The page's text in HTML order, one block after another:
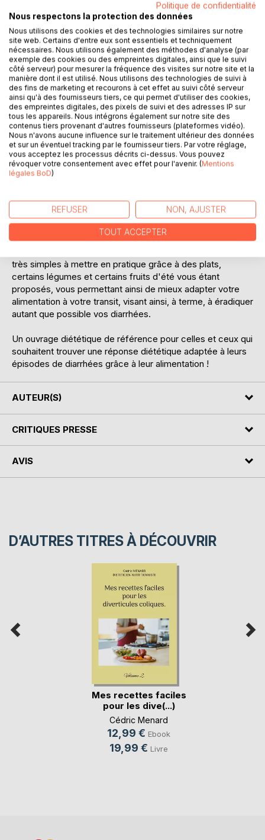
Ajouter à ma liste d'envies
Laisser un avis
DESCRIPTION
Cet ouvrage est dédié à toutes les personnes qui souffrent
d'épisodes de diarrhée chronique sans raison médicale (ou
étiologie) précise, et il offre aux détenteurs des ouvrages
et « Recettes et menus pour la diarrhée » un ouvrage
parfaitement complémentaire.
L'auteur vous propose trois mois de menus
très simples à mettre en pratique grâce à des plats,
certains légumes et certains fruits d'été vous étant
proposés, vous permettant ainsi de mieux adapter votre
alimentation à votre transit, visant ainsi, à terme, à éradiquer
autant que possible vos diarrhées.
Un ouvrage diététique de référence pour celles et ceux qui
souhaitent trouver une réponse diététique adaptée à leurs
épisodes de diarrhées grâce à leur alimentation !
AUTEUR(S)
CRITIQUES PRESSE
AVIS
D’AUTRES TITRES À DÉCOUVRIR
Mes recettes faciles
pour les dive(...)
Cédric Menard
12,99 € Ebook
19,99 € Livre
Politique de confidentialité
Nous respectons la protection des données
Nous utilisons des cookies et des technologies similaires sur notre
site web. Certains d'entre eux sont essentiels et techniquement
nécessaires. Nous utilisons également des méthodes d'analyse (par
exemple des cookies ou des empreintes digitales, ainsi que le suivi
côté serveur) pour mesurer la fréquence des visites sur notre site et la
manière dont il est utilisé. Nous utilisons des technologies de suivi à
des fins de marketing et recourons à cet effet au suivi côté serveur
ainsi qu'à des fournisseurs tiers, ce qui permet d'utiliser des cookies,
des empreintes digitales, des pixels de suivi et des adresses IP sur
tous les appareils. Nous intégrons également sur notre site des
contenus tiers provenant d'autres fournisseurs (plateformes vidéo).
Nous n'avons aucune influence sur le traitement ultérieur des données
et sur un éventuel tracking par le fournisseur tiers. Par votre réglage,
vous acceptez les processus décrits ci-dessus. Vous pouvez
révoquer votre consentement avec effet pour l'avenir. (Mentions
légales BoD)
REFUSER NON, AJUSTER
TOUT ACCEPTER